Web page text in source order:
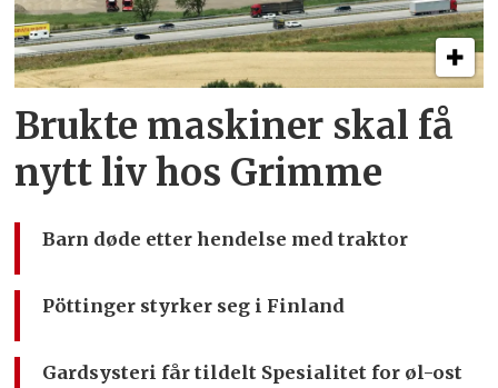
Brukte maskiner skal få
nytt liv hos Grimme
Barn døde etter hendelse med traktor
Pöttinger styrker seg i Finland
Gardsysteri får tildelt Spesialitet for øl-ost